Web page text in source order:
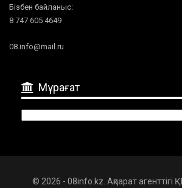
Бізбен байланыс:
8 747 605 4649
08.info@mail.ru
Мұрағат
© 2026 - 08info.kz. Ақпарат агенттігі